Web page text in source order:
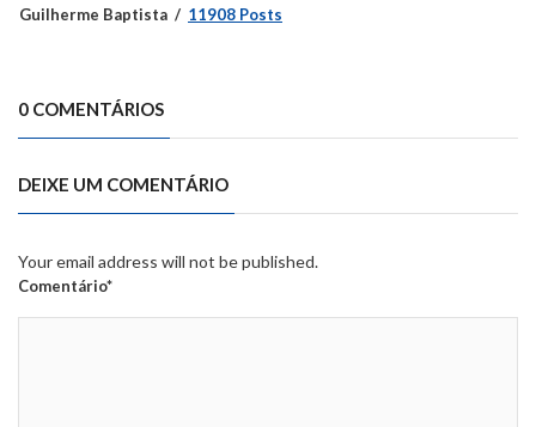
Guilherme Baptista 11908 Posts
0 COMENTÁRIOS
DEIXE UM COMENTÁRIO
Your email address will not be published.
Comentário*